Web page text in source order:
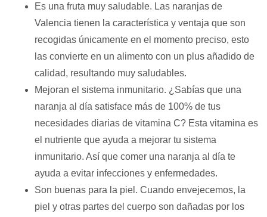
Es una fruta muy saludable. Las naranjas de
Valencia tienen la característica y ventaja que son
recogidas únicamente en el momento preciso, esto
las convierte en un alimento con un plus añadido de
calidad, resultando muy saludables.
Mejoran el sistema inmunitario. ¿Sabías que una
naranja al día satisface más de 100% de tus
necesidades diarias de vitamina C? Esta vitamina es
el nutriente que ayuda a mejorar tu sistema
inmunitario. Así que comer una naranja al día te
ayuda a evitar infecciones y enfermedades.
Son buenas para la piel. Cuando envejecemos, la
piel y otras partes del cuerpo son dañadas por los